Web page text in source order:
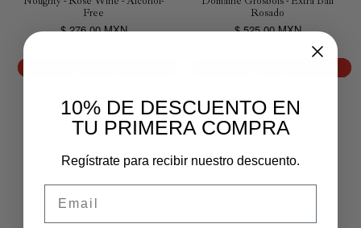
Free
$ 276.00 MXN
Rosado
$ 525.00 MXN
10% DE DESCUENTO EN
TU PRIMERA COMPRA
Regístrate para recibir nuestro descuento.